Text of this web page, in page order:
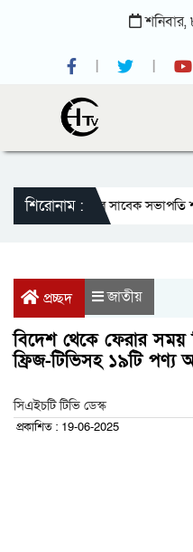
শনিবার,
শিরোনাম :
প্রেসক্লাবের সাবেক সভাপতি
প্রচ্ছদ জাতীয়
বিদেশ থেকে ফেরার সময়
ফ্রিজ-টিভিসহ ১৯টি পণ্য
সিএইচটি টিভি ডেস্ক
প্রকাশিত : 19-06-2025